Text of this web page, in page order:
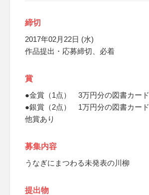
締切
2017年02月22日 (水)
作品提出・応募締切、必着
賞
●金賞（1点） 3万円分の図書カード
●銀賞（2点） 1万円分の図書カード
他賞あり
募集内容
うなぎにまつわる未発表の川柳
提出物